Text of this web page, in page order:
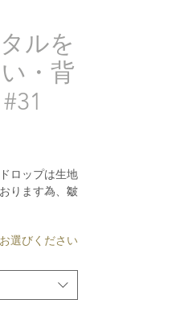
ルを
・背
ロップは生地
ります為、皺
り(各３から
両サイドを留
選びください